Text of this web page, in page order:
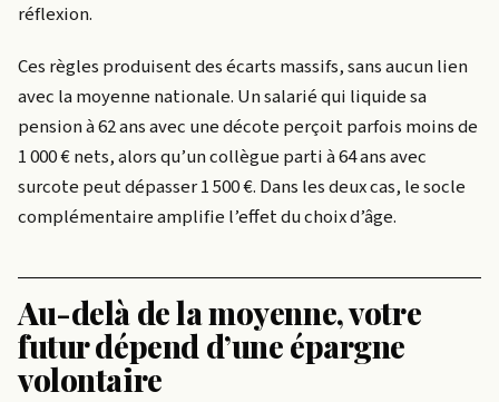
réflexion.
Ces règles produisent des écarts massifs, sans aucun lien
avec la moyenne nationale. Un salarié qui liquide sa
pension à 62 ans avec une décote perçoit parfois moins de
1 000 € nets, alors qu’un collègue parti à 64 ans avec
surcote peut dépasser 1 500 €. Dans les deux cas, le socle
complémentaire amplifie l’effet du choix d’âge.
Au-delà de la moyenne, votre
futur dépend d’une épargne
volontaire